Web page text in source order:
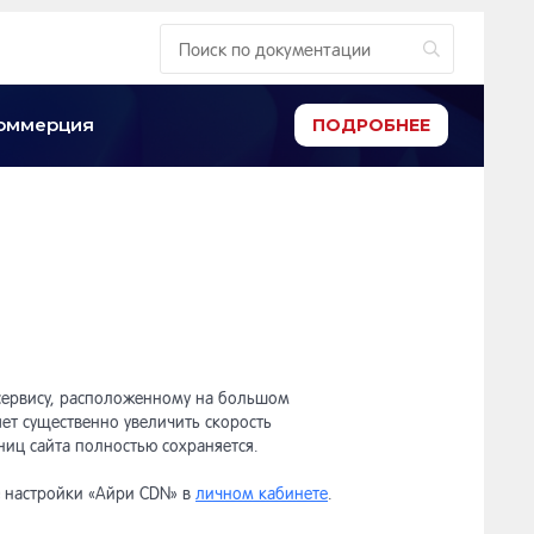
ПОДРОБНЕЕ
расположенному на большом
существенно увеличить скорость
сайта полностью сохраняется.
«Айри CDN» в личном кабинете